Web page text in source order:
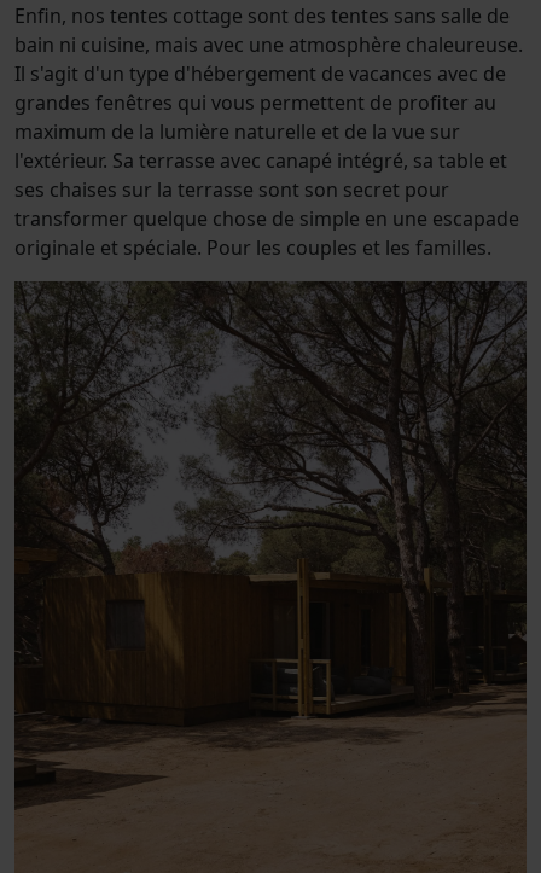
Enfin, nos tentes cottage sont des tentes sans salle de
bain ni cuisine, mais avec une atmosphère chaleureuse.
Il s'agit d'un type d'hébergement de vacances avec de
grandes fenêtres qui vous permettent de profiter au
maximum de la lumière naturelle et de la vue sur
l'extérieur. Sa terrasse avec canapé intégré, sa table et
ses chaises sur la terrasse sont son secret pour
transformer quelque chose de simple en une escapade
originale et spéciale. Pour les couples et les familles.